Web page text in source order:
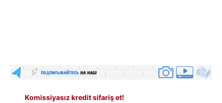
Komissiyasız kredit sifariş et!